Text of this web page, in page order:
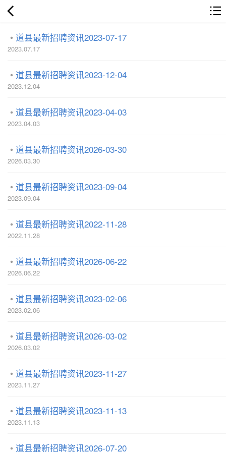
道县最新招聘资讯2023-07-17
2023.07.17
道县最新招聘资讯2023-12-04
2023.12.04
道县最新招聘资讯2023-04-03
2023.04.03
道县最新招聘资讯2026-03-30
2026.03.30
道县最新招聘资讯2023-09-04
2023.09.04
道县最新招聘资讯2022-11-28
2022.11.28
道县最新招聘资讯2026-06-22
2026.06.22
道县最新招聘资讯2023-02-06
2023.02.06
道县最新招聘资讯2026-03-02
2026.03.02
道县最新招聘资讯2023-11-27
2023.11.27
道县最新招聘资讯2023-11-13
2023.11.13
道县最新招聘资讯2026-07-20